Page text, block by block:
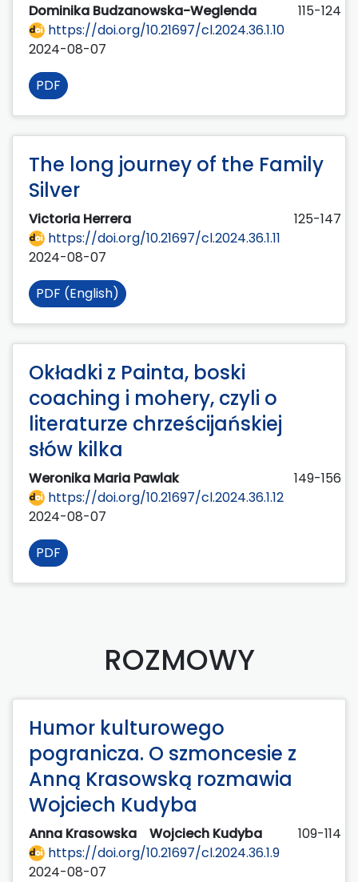
Dominika Budzanowska-Weglenda
115-124
https://doi.org/10.21697/cl.2024.36.1.10
2024-08-07
PDF
The long journey of the Family
Silver
Victoria Herrera
125-147
https://doi.org/10.21697/cl.2024.36.1.11
2024-08-07
PDF (English)
Okładki z Painta, boski
coaching i mohery, czyli o
literaturze chrześcijańskiej
słów kilka
Weronika Maria Pawlak
149-156
https://doi.org/10.21697/cl.2024.36.1.12
2024-08-07
PDF
ROZMOWY
Humor kulturowego
pogranicza. O szmoncesie z
Anną Krasowską rozmawia
Wojciech Kudyba
Anna Krasowska Wojciech Kudyba
109-114
https://doi.org/10.21697/cl.2024.36.1.9
2024-08-07